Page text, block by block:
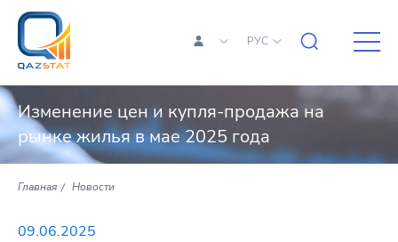
РУС
Изменение цен и купля-продажа на
рынке жилья в мае 2025 года
Главная Новости
09.06.2025